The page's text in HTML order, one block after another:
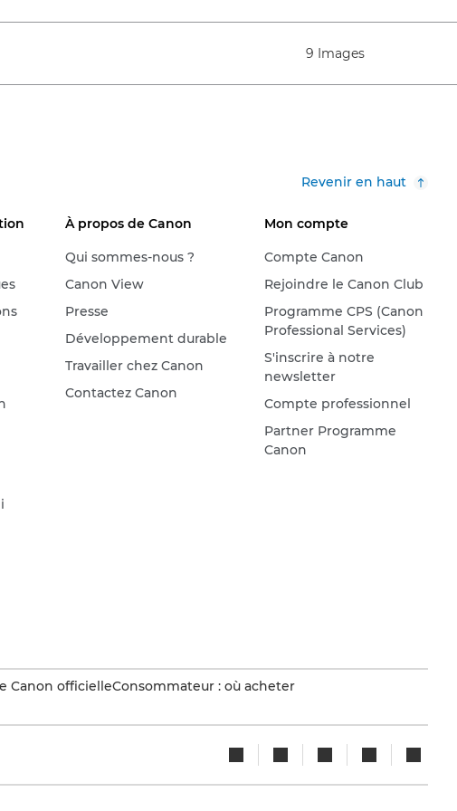
9 Images
Revenir en haut
À propos de Canon
Qui sommes-nous ?
Canon View
Presse
Développement durable
Travailler chez Canon
Contactez Canon
Mon compte
Compte Canon
Rejoindre le Canon Club
Programme CPS (Canon
Professional Services)
S'inscrire à notre
newsletter
Compte professionnel
Partner Programme
Canon
Canon officielleConsommateur : où acheter